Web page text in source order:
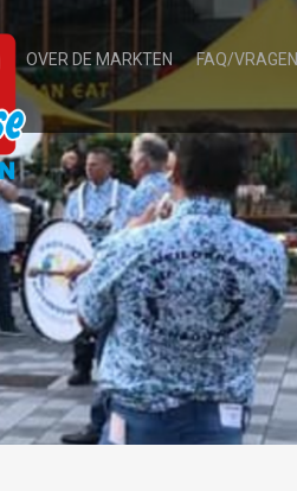
OVER DE MARKTEN FAQ/VRAGEN